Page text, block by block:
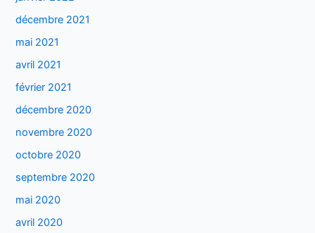
décembre 2021
mai 2021
avril 2021
février 2021
décembre 2020
novembre 2020
octobre 2020
septembre 2020
mai 2020
avril 2020